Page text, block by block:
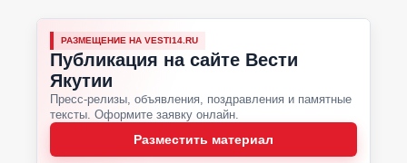
РАЗМЕЩЕНИЕ НА VESTI14.RU
Публикация на сайте Вести
Якутии
Пресс-релизы, объявления, поздравления и памятные
тексты. Оформите заявку онлайн.
Разместить материал